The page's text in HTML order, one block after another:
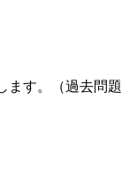
す。（過去問題